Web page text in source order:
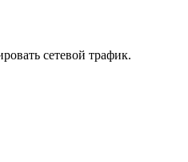
сетевой трафик.